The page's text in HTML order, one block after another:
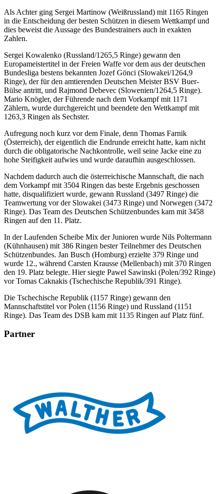
Als Achter ging Sergei Martinow (Weißrussland) mit 1165 Ringen
in die Entscheidung der besten Schützen in diesem Wettkampf und
dies beweist die Aussage des Bundestrainers auch in exakten
Zahlen.
Sergei Kowalenko (Russland/1265,5 Ringe) gewann den
Europameistertitel in der Freien Waffe vor dem aus der deutschen
Bundesliga bestens bekannten Jozef Gönci (Slowakei/1264,9
Ringe), der für den amtierenden Deutschen Meister BSV Buer-
Bülse antritt, und Rajmond Debevec (Slowenien/1264,5 Ringe).
Mario Knögler, der Führende nach dem Vorkampf mit 1171
Zählern, wurde durchgereicht und beendete den Wettkampf mit
1263,3 Ringen als Sechster.
Aufregung noch kurz vor dem Finale, denn Thomas Farnik
(Österreich), der eigentlich die Endrunde erreicht hatte, kam nicht
durch die obligatorische Nachkontrolle, weil seine Jacke eine zu
hohe Steifigkeit aufwies und wurde daraufhin ausgeschlossen.
Nachdem dadurch auch die österreichische Mannschaft, die nach
dem Vorkampf mit 3504 Ringen das beste Ergebnis geschossen
hatte, disqualifiziert wurde, gewann Russland (3497 Ringe) die
Teamwertung vor der Slowakei (3473 Ringe) und Norwegen (3472
Ringe). Das Team des Deutschen Schützenbundes kam mit 3458
Ringen auf den 11. Platz.
In der Laufenden Scheibe Mix der Junioren wurde Nils Poltermann
(Kühnhausen) mit 386 Ringen bester Teilnehmer des Deutschen
Schützenbundes. Jan Busch (Homburg) erzielte 379 Ringe und
wurde 12., während Carsten Krausse (Mellenbach) mit 370 Ringen
den 19. Platz belegte. Hier siegte Pawel Sawinski (Polen/392 Ringe)
vor Tomas Caknakis (Tschechische Republik/391 Ringe).
Die Tschechische Republik (1157 Ringe) gewann den
Mannschaftstitel vor Polen (1156 Ringe) und Russland (1151
Ringe). Das Team des DSB kam mit 1135 Ringen auf Platz fünf.
Partner